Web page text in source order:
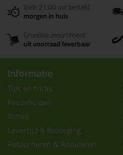
Voor 21:00 uur besteld
morgen in huis
Grootste assortiment
uit voorraad leverbaar
Informatie
Tips en tricks
Keuzehulpen
Acties
Levertijd & Bezorging
Retourneren & Annuleren